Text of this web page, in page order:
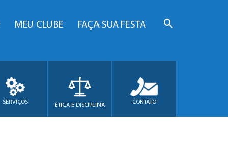
MEU CLUBE FAÇA SUA FESTA
SERVIÇOS ÉTICA E DISCIPLINA CONTATO